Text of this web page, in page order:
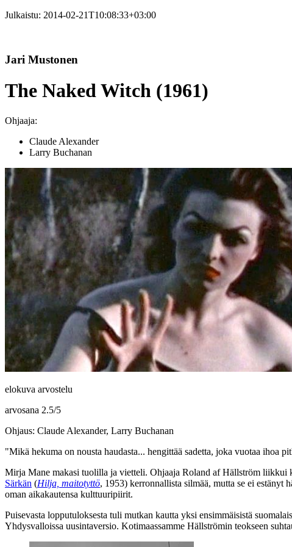
Julkaistu: 2014-02-21T10:08:33+03:00
Jari Mustonen
The Naked Witch (1961)
Ohjaaja:
Claude Alexander
Larry Buchanan
elokuva arvostelu
arvosana 2.5/5
Ohjaus: Claude Alexander, Larry Buchanan
"Mikä hekuma on nousta haudasta... hengittää sadetta, joka vuotaa ihoa
Mirja Mane makasi tuolilla ja vietteli. Ohjaaja Roland af Hällström liikkui
Särkän (Hilja, maitotyttö, 1953) kerronnallista silmää, mutta se ei estänyt
oman aikakautensa kulttuuripiirit.
Puisevasta lopputuloksesta tuli mutkan kautta yksi ensimmäisistä
Yhdysvalloissa uusintaversio. Kotimaassamme Hällströmin teokseen